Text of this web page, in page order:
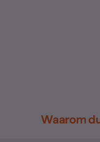
Waarom